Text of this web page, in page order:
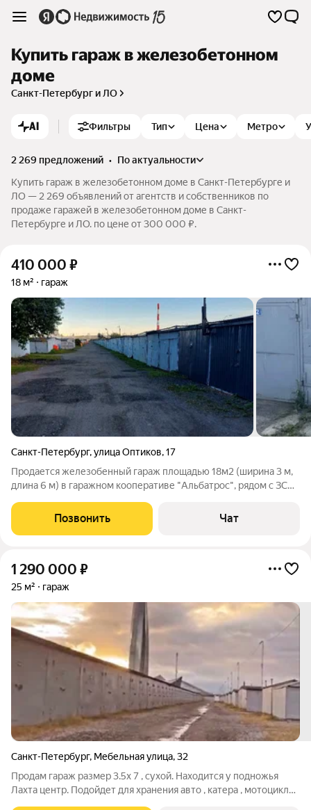
Купить гараж в железобетонном
доме
Санкт-Петербург и ЛО
AI Фильтры Тип Цена Метро
2 269 предложений •
по актуальности
Купить гараж в железобетонном доме в Санкт-Петербурге и
ЛО — 2 269 объявлений от агентств и собственников по
продаже гаражей в железобетонном доме в Санкт-
Петербурге и ЛО. по цене от 300 000 ₽.
410 000 ₽
18 м² гараж
Санкт-Петербург,улица Оптиков,17
Продается железобенный гараж площадью 18м2 (ширина 3 м,
длина 6 м) в гаражном кооперативе "Альбатрос", рядом с ЗСД,
гидроизоляция, поэтому гараж сухой в любое время года. Есть
электричество (свет и
Позвонить Чат
1 290 000 ₽
25 м² гараж
Санкт-Петербург, Мебельная улица,32
Продам гараж размер 3.5х 7 , сухой. Находится у подножья
Лахта центр. Подойдет для хранения авто , катера , мотоцикла,